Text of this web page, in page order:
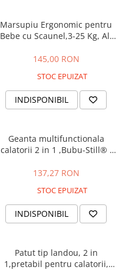
Marsupiu Ergonomic pentru
Bebe cu Scaunel,3-25 Kg, All
Bumbac,10 Pozitii,vernil
145,00 RON
STOC EPUIZAT
INDISPONIBIL
Geanta multifunctionala
calatorii 2 in 1 ,Bubu-Still® ,
patut pentru bebe
137,27 RON
STOC EPUIZAT
INDISPONIBIL
Patut tip landou, 2 in
1,pretabil pentru calatorii,